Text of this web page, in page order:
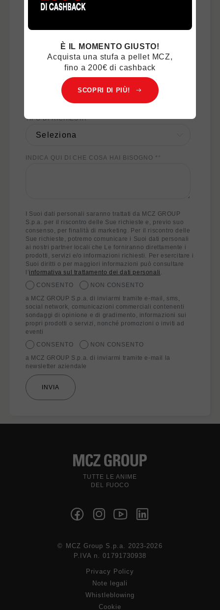
*
TIPO DI RICHIESTA*
INDICA QUI DI CHE COSA HAI BISOGNO * *
I Suoi dati personali saranno trattati da MCZ GROUP
S.p.a. per il riscontro delle Sue richieste e, previo suo
consenso, per finalità di marketing. Per il riscontro delle
Sue richieste, potremo comunicare i Suoi dati personali
ai nostri partner locali che Le forniranno direttamente i
prodotti, servizi e/o informazioni richiesti. Per esercitare i
Suoi diritti o per maggiori informazioni può consultare
l’informativa sul trattamento dei dati personali .
CONSENTO
NON CONSENTO
a MCZ GROUP S.p.a. di inviarmi tramite e-mail, sms,
social network, comunicazioni commerciali contenenti
sondaggi di opinione e di gradimento, informazioni sui
propri prodotti o servizi, nonché promozioni o inviti ad
eventi
CONSENTO
NON CONSENTO
a MCZ GROUP S.p.a. di inviarmi tramite e-mail la
newsletter aziendale
TUTTE LE ANIME
DEL FUOCO
Privacy Policy
Note legali
Whistleblowing
Cookie
© MCZ Group S.p.a. 2023-2026
P.IVA n. 01791730938
È IL MOMENTO GIUSTO!
Acquista una stufa a pellet MCZ,
fino a 200€ di cashback
SCOPRI DI PIÙ!